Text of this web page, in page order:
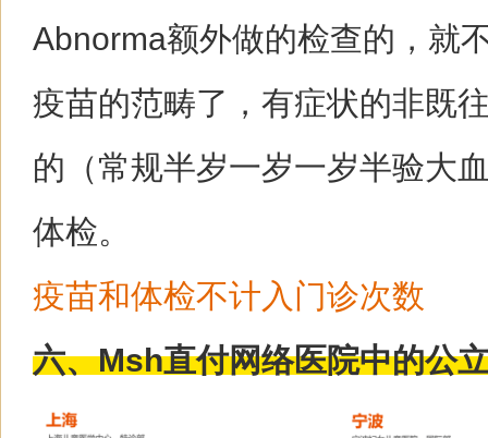
Abnorma额外做的检查的，就
疫苗的范畴了，有症状的非既
的（常规半岁一岁一岁半验大
体检。
疫苗和体检不计入门诊次数
六、Msh直付网络医院中的公